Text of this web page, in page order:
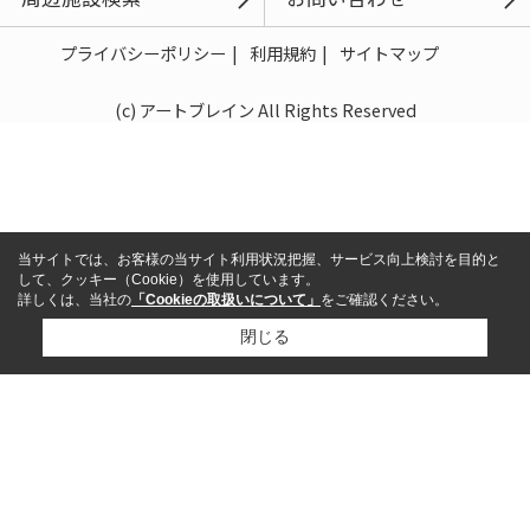
プライバシーポリシー 利用規約 サイトマップ
(c) アートブレイン All Rights Reserved
当サイトでは、お客様の当サイト利用状況把握、サービス向上検討を目的と
して、クッキー（Cookie）を使用しています。
詳しくは、当社の 「Cookieの取扱いについて」 をご確認ください。
閉じる